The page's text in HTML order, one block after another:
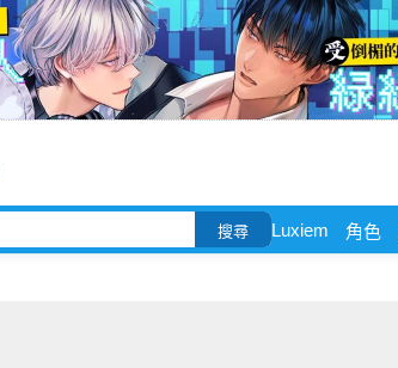
搜尋 Luxiem 角色